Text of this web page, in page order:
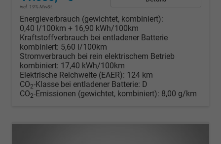
incl. 19% MwSt.
Energieverbrauch (gewichtet, kombiniert):
0,40 l/100km + 16,90 kWh/100km
Kraftstoffverbrauch bei entladener Batterie
kombiniert: 5,60 l/100km
Stromverbrauch bei rein elektrischem Betrieb
kombiniert: 17,40 kWh/100km
Elektrische Reichweite (EAER): 124 km
CO2-Klasse bei entladener Batterie: D
CO2-Emissionen (gewichtet, kombiniert): 8,00 g/km